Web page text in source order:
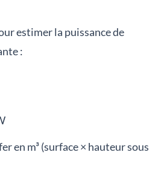
estimer la puissance de
:
en m³ (surface × hauteur sous